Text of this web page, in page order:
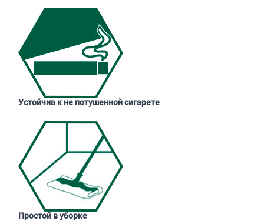
Устойчив к не потушенной сигарете
Простой в уборке